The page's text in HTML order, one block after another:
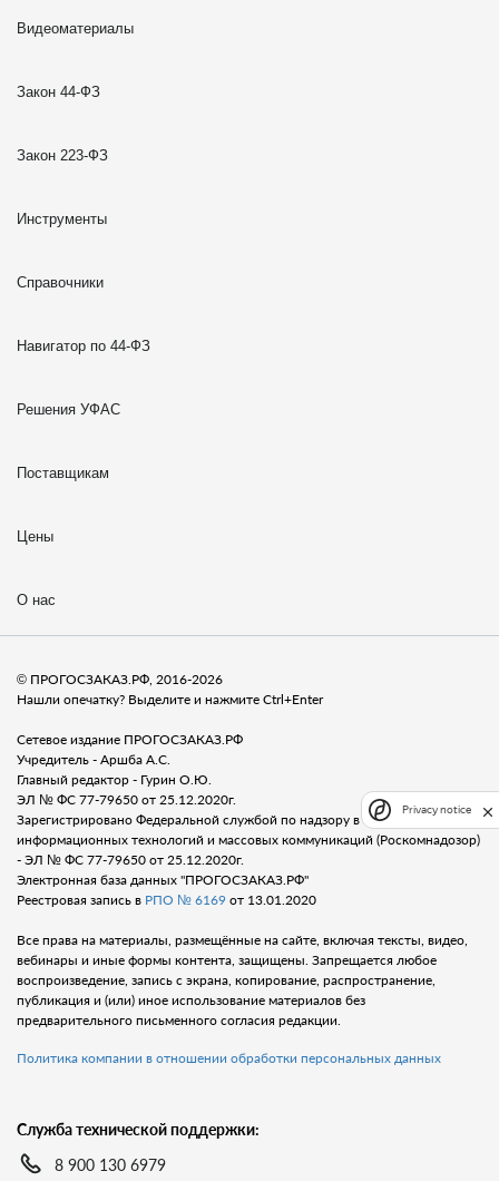
Видеоматериалы
Закон 44-ФЗ
Закон 223-ФЗ
Инструменты
Справочники
Навигатор по 44-ФЗ
Решения УФАС
Поставщикам
Цены
О нас
© ПРОГОСЗАКАЗ.РФ, 2016-2026
Нашли опечатку? Выделите и нажмите Ctrl+Enter
Сетевое издание ПРОГОСЗАКАЗ.РФ
Учредитель - Аршба А.С.
Главный редактор - Гурин О.Ю.
ЭЛ № ФС 77-79650 от 25.12.2020г.
Зарегистрировано Федеральной службой по надзору в сфере связи,
информационных технологий и массовых коммуникаций (Роскомнадозор)
- ЭЛ № ФС 77-79650 от 25.12.2020г.
Электронная база данных "ПРОГОСЗАКАЗ.РФ"
Реестровая запись в РПО № 6169 от 13.01.2020
Все права на материалы, размещённые на сайте, включая тексты, видео,
вебинары и иные формы контента, защищены. Запрещается любое
воспроизведение, запись с экрана, копирование, распространение,
публикация и (или) иное использование материалов без
предварительного письменного согласия редакции.
Политика компании в отношении обработки персональных данных
Служба технической поддержки:
8 900 130 6979
Privacy notice